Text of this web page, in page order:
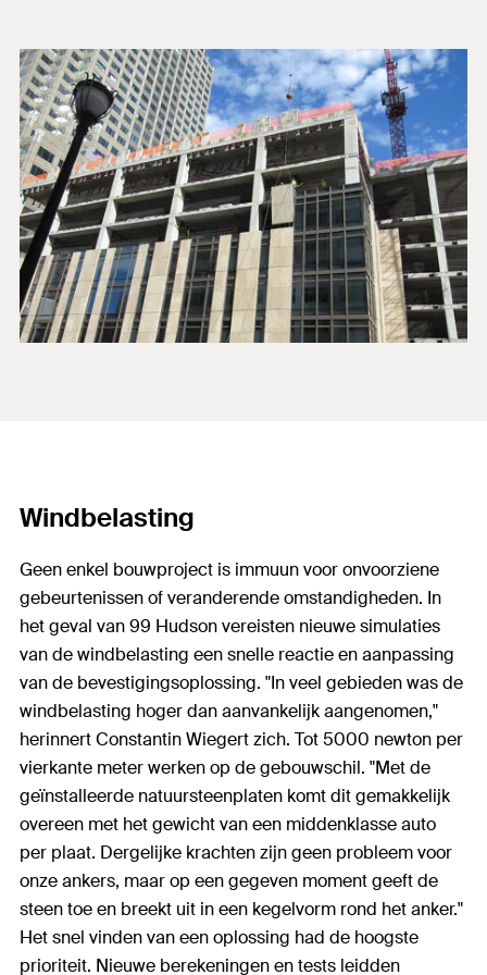
Windbelasting
Geen enkel bouwproject is immuun voor onvoorziene
gebeurtenissen of veranderende omstandigheden. In
het geval van 99 Hudson vereisten nieuwe simulaties
van de windbelasting een snelle reactie en aanpassing
van de bevestigingsoplossing. "In veel gebieden was de
windbelasting hoger dan aanvankelijk aangenomen,"
herinnert Constantin Wiegert zich. Tot 5000 newton per
vierkante meter werken op de gebouwschil. "Met de
geïnstalleerde natuursteenplaten komt dit gemakkelijk
overeen met het gewicht van een middenklasse auto
per plaat. Dergelijke krachten zijn geen probleem voor
onze ankers, maar op een gegeven moment geeft de
steen toe en breekt uit in een kegelvorm rond het anker."
Het snel vinden van een oplossing had de hoogste
prioriteit. Nieuwe berekeningen en tests leidden